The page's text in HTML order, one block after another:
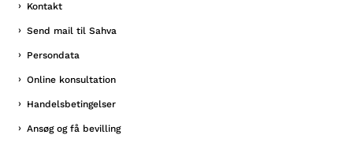
Kontakt
Send mail til Sahva
Persondata
Online konsultation
Handelsbetingelser
Ansøg og få bevilling